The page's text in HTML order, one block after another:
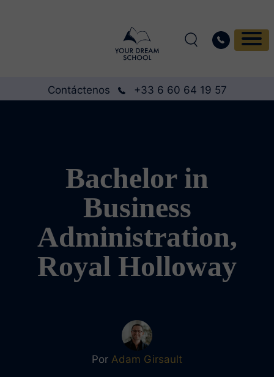
Contáctenos +33 6 60 64 19 57
Bachelor in
Business
Administration,
Royal Holloway
Por Adam Girsault